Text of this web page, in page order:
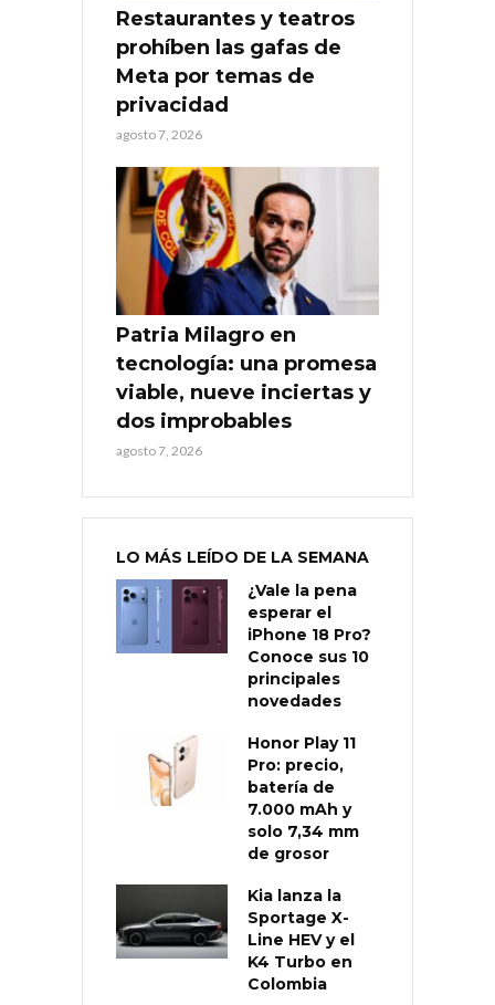
Restaurantes y teatros
prohíben las gafas de
Meta por temas de
privacidad
agosto 7, 2026
Patria Milagro en
tecnología: una promesa
viable, nueve inciertas y
dos improbables
agosto 7, 2026
LO MÁS LEÍDO DE LA SEMANA
¿Vale la pena
esperar el
iPhone 18 Pro?
Conoce sus 10
principales
novedades
Honor Play 11
Pro: precio,
batería de
7.000 mAh y
solo 7,34 mm
de grosor
Kia lanza la
Sportage X-
Line HEV y el
K4 Turbo en
Colombia